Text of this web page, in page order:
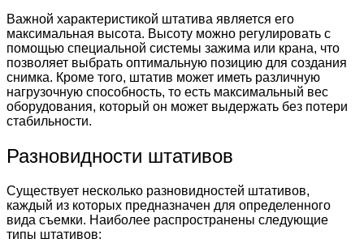
Важной характеристикой штатива является его
максимальная высота. Высоту можно регулировать с
помощью специальной системы зажима или крана, что
позволяет выбрать оптимальную позицию для создания
снимка. Кроме того, штатив может иметь различную
нагрузочную способность, то есть максимальный вес
оборудования, который он может выдержать без потери
стабильности.
Разновидности штативов
Существует несколько разновидностей штативов,
каждый из которых предназначен для определенного
вида съемки. Наиболее распространены следующие
типы штативов: